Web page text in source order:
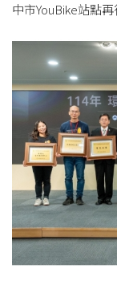
中市YouBike站點